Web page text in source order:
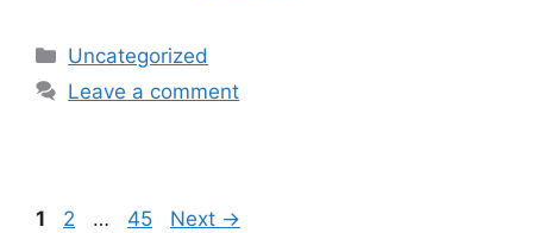
Categories
Uncategorized
Leave a comment
Page
1 Page
2 … Page
45 Next →